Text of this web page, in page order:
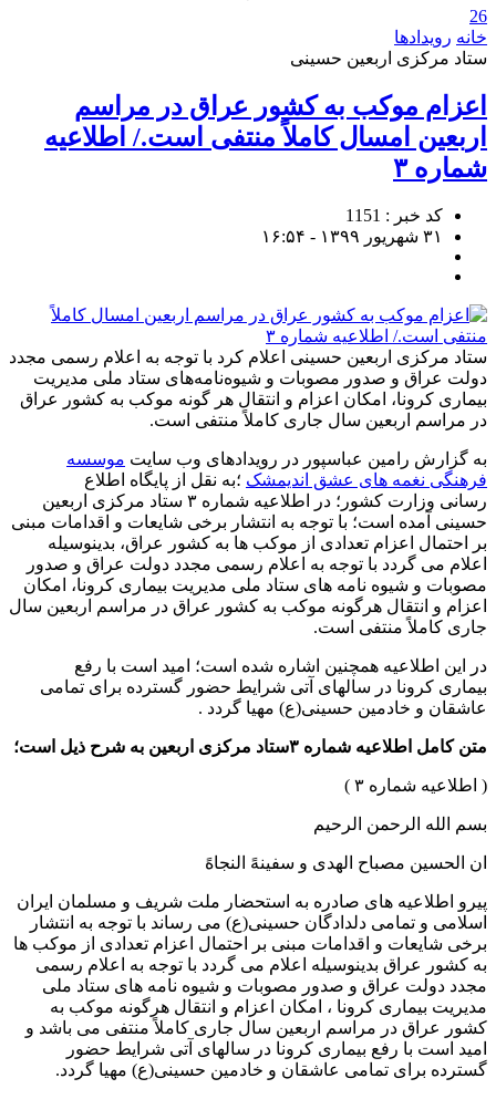
26
خانه رویدادها
ستاد مرکزی اربعین حسینی
اعزام موکب به کشور عراق در مراسم
اربعین امسال کاملاً منتفی است./ اطلاعیه
شماره ۳
کد خبر : 1151
۳۱ شهریور ۱۳۹۹ - ۱۶:۵۴
ستاد مرکزی اربعین حسینی اعلام کرد با توجه به اعلام رسمی مجدد
دولت عراق و صدور مصوبات و شیوه‌نامه‌های ستاد ملی مدیریت
بیماری کرونا، امکان اعزام و انتقال هر گونه موکب به کشور عراق
در مراسم اربعین سال جاری کاملاً منتفی است.
به گزارش رامین عباسپور در رویدادهای وب سایت موسسه
فرهنگی نغمه های عشق اندیمشک ؛به نقل از پایگاه اطلاع
رسانی وزارت کشور؛ در اطلاعیه شماره ۳ ستاد مرکزی اربعین
حسینی آمده است؛ با توجه به انتشار برخی شایعات و اقدامات مبنی
بر احتمال اعزام تعدادی از موکب ها به کشور عراق، بدینوسیله
اعلام می گردد با توجه به اعلام رسمی مجدد دولت عراق و صدور
مصوبات و شیوه نامه های ستاد ملی مدیریت بیماری کرونا، امکان
اعزام و انتقال هرگونه موکب به کشور عراق در مراسم اربعین سال
جاری کاملاً منتفی است.
در این اطلاعیه همچنین اشاره شده است؛ امید است با رفع
بیماری کرونا در سالهای آتی شرایط حضور گسترده برای تمامی
عاشقان و خادمین حسینی(ع) مهیا گردد .
متن کامل اطلاعیه شماره ۳ستاد مرکزی اربعین به شرح ذیل است؛
( اطلاعیه شماره ۳ )
بسم الله الرحمن الرحیم
ان الحسین مصباح الهدی و سفینهً النجاهً
پیرو اطلاعیه های صادره به استحضار ملت شریف و مسلمان ایران
اسلامی و تمامی دلدادگان حسینی(ع) می رساند با توجه به انتشار
برخی شایعات و اقدامات مبنی بر احتمال اعزام تعدادی از موکب ها
به کشور عراق بدینوسیله اعلام می گردد با توجه به اعلام رسمی
مجدد دولت عراق و صدور مصوبات و شیوه نامه های ستاد ملی
مدیریت بیماری کرونا ، امکان اعزام و انتقال هرگونه موکب به
کشور عراق در مراسم اربعین سال جاری کاملاً منتفی می باشد و
امید است با رفع بیماری کرونا در سالهای آتی شرایط حضور
گسترده برای تمامی عاشقان و خادمین حسینی(ع) مهیا گردد.